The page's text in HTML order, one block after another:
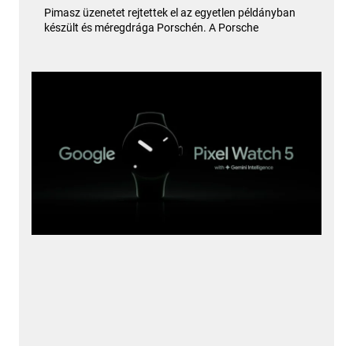
Pimasz üzenetet rejtettek el az egyetlen példányban
készült és méregdrága Porschén. A Porsche